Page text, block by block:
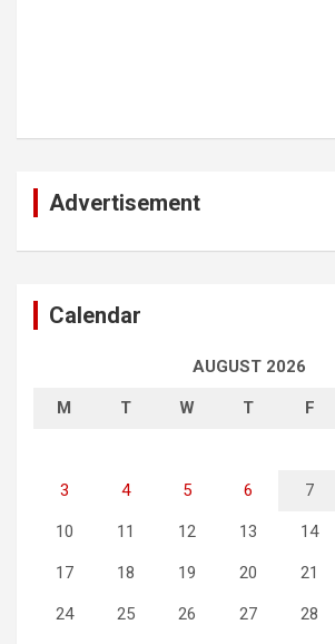
Advertisement
Calendar
AUGUST 2026
M T W T F
3 4 5 6 7
10 11 12 13 14
17 18 19 20 21
24 25 26 27 28